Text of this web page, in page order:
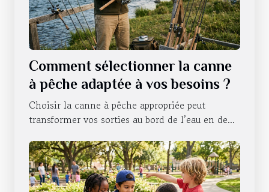
Comment sélectionner la canne
à pêche adaptée à vos besoins ?
Choisir la canne à pêche appropriée peut
transformer vos sorties au bord de l’eau en de...